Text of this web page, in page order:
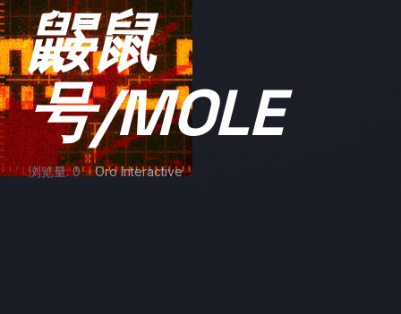
鼹鼠
号/MOLE
浏览量: 0 Oro Interactive